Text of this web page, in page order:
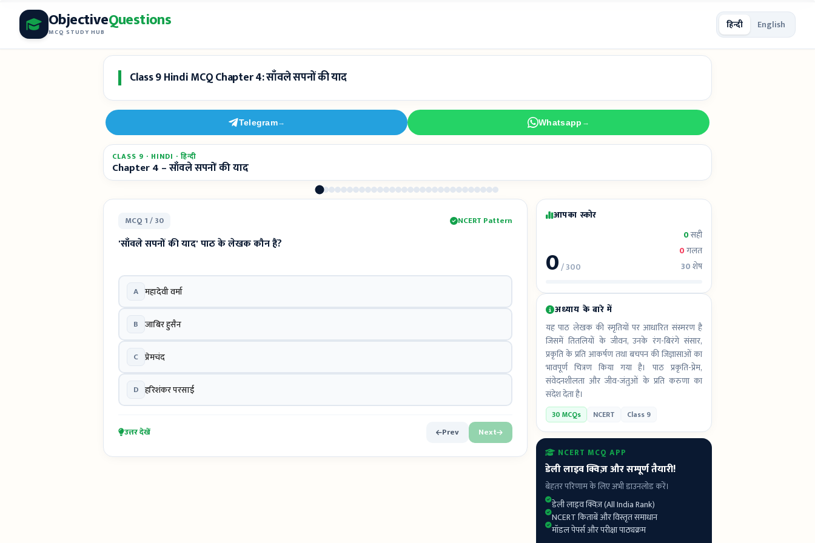
content
ObjectiveQuestions
MCQ STUDY HUB
हिन्दी English
Class 9 Hindi MCQ Chapter 4: साँवले सपनों की याद
Telegram→ Whatsapp →
CLASS 9 · HINDI · हिन्दी
Chapter 4 – साँवले सपनों की याद
MCQ 1 / 30 NCERT Pattern
'साँवले सपनों की याद' पाठ के लेखक कौन हैं?
A महादेवी वर्मा
B जाबिर हुसैन
C प्रेमचंद
D हरिशंकर परसाई
उत्तर देखें Prev Next
आपका स्कोर
0/ 300
0सही
0गलत
30शेष
अध्याय के बारे में
यह पाठ लेखक की स्मृतियों पर आधारित संस्मरण है
जिसमें तितलियों के जीवन, उनके रंग-बिरंगे संसार,
प्रकृति के प्रति आकर्षण तथा बचपन की जिज्ञासाओं का
भावपूर्ण चित्रण किया गया है। पाठ प्रकृति-प्रेम,
संवेदनशीलता और जीव-जंतुओं के प्रति करुणा का
संदेश देता है।
30 MCQs NCERT Class 9
NCERT MCQ APP
डेली लाइव क्विज़ और सम्पूर्ण तैयारी!
बेहतर परिणाम के लिए अभी डाउनलोड करें।
डेली लाइव क्विज़ (All India Rank)
NCERT किताबें और विस्तृत समाधान
मॉडल पेपर्स और परीक्षा पाठ्यक्रम